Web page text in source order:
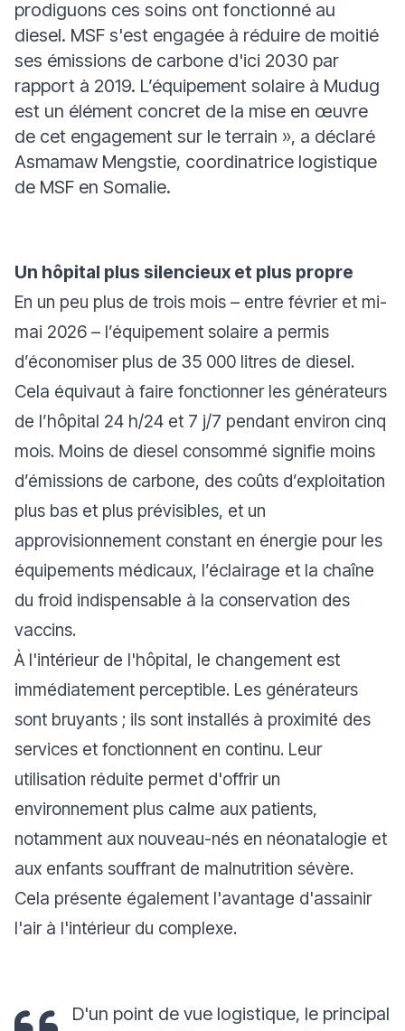
prodiguons ces soins ont fonctionné au
diesel. MSF s'est engagée à réduire de moitié
ses émissions de carbone d'ici 2030 par
rapport à 2019. L’équipement solaire à Mudug
est un élément concret de la mise en œuvre
de cet engagement sur le terrain », a déclaré
Asmamaw Mengstie, coordinatrice logistique
de MSF en Somalie.
Un hôpital plus silencieux et plus propre
En un peu plus de trois mois – entre février et mi-
mai 2026 – l’équipement solaire a permis
d’économiser plus de 35 000 litres de diesel.
Cela équivaut à faire fonctionner les générateurs
de l’hôpital 24 h/24 et 7 j/7 pendant environ cinq
mois. Moins de diesel consommé signifie moins
d’émissions de carbone, des coûts d’exploitation
plus bas et plus prévisibles, et un
approvisionnement constant en énergie pour les
équipements médicaux, l’éclairage et la chaîne
du froid indispensable à la conservation des
vaccins.
À l'intérieur de l'hôpital, le changement est
immédiatement perceptible. Les générateurs
sont bruyants ; ils sont installés à proximité des
services et fonctionnent en continu. Leur
utilisation réduite permet d'offrir un
environnement plus calme aux patients,
notamment aux nouveau-nés en néonatalogie et
aux enfants souffrant de malnutrition sévère.
Cela présente également l'avantage d'assainir
l'air à l'intérieur du complexe.
D'un point de vue logistique, le principal